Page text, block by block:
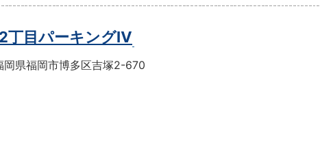
丁目パーキングⅣ
岡県福岡市博多区吉塚2-670